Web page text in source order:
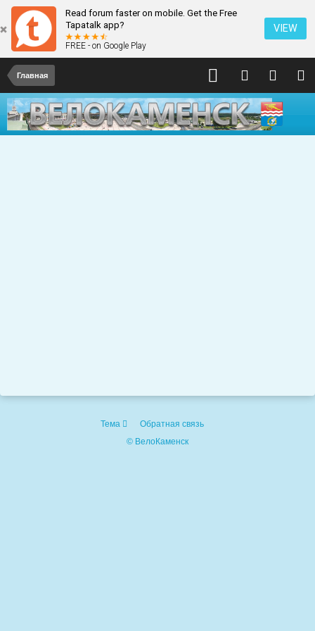
Read forum faster on mobile. Get the Free
Tapatalk app?
FREE - on Google Play
VIEW
Главная
Тема
Обратная связь
© ВелоКаменск